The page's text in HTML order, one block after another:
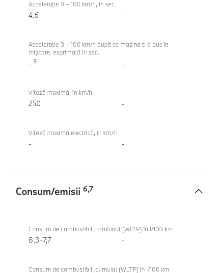
X3
M50
Acceleraţie 0 – 100 km/h, în sec.
4,6 -
Acceleraţie 0 – 100 km/h după ce maşina s-a pus în
mişcare, exprimată în sec.
- 8 -
Viteză maximă, în km/h
250 -
Viteză maximă electrică, în km/h
- -
Consum/emisii 6,7
X3
M50
Consum de combustibil, combinat (WLTP) în l/100 km
8,3–7,7 -
Consum de combustibil, cumulat (WLTP) în l/100 km